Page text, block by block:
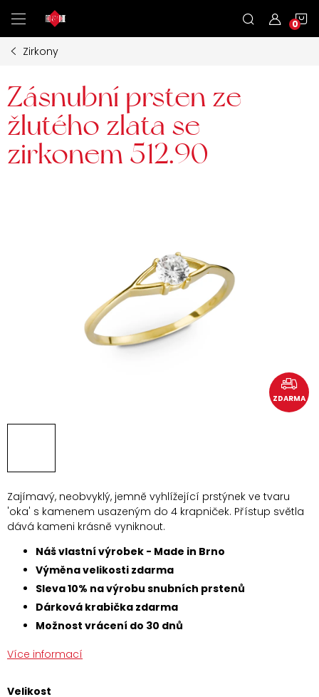
na
obsah
Zirkony
Zásnubní prsten ze
žlutého zlata se
zirkonem 512.90
ZDARMA
Zajímavý, neobvyklý, jemně vyhlížející prstýnek ve tvaru
'oka' s kamenem usazeným do 4 krapniček. Přístup světla
dává kameni krásně vyniknout.
Náš vlastní výrobek - Made in Brno
Výměna velikosti zdarma
Sleva 10% na výrobu snubních prstenů
Dárková krabička zdarma
Možnost vrácení do 30 dnů
Více informací
Velikost